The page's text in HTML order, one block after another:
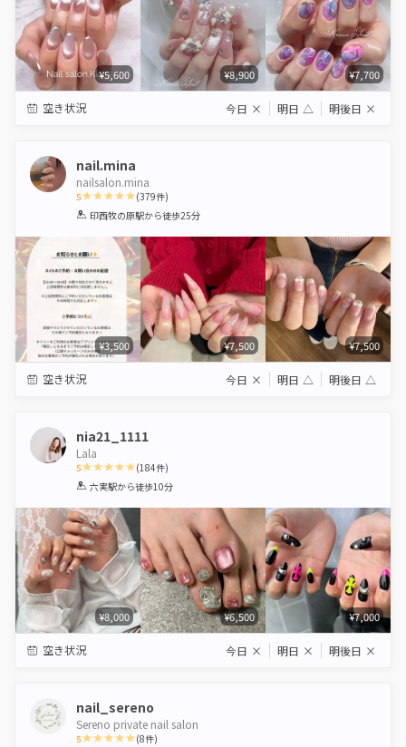
¥5,600 ¥8,900 ¥7,700
空き状況 今日 × 明日 △ 明後日 ×
nail.mina
nailsalon.mina
5
1 2 3 4 5
(379件)
印西牧の原駅から徒歩25分
¥3,500 ¥7,500 ¥7,500
空き状況 今日 × 明日 △ 明後日 △
nia21_1111
Lala
5
1 2 3 4 5
(184件)
六実駅から徒歩10分
¥8,000 ¥6,500 ¥7,000
空き状況 今日 × 明日 × 明後日 ×
nail_sereno
Sereno private nail salon
5 (8件)